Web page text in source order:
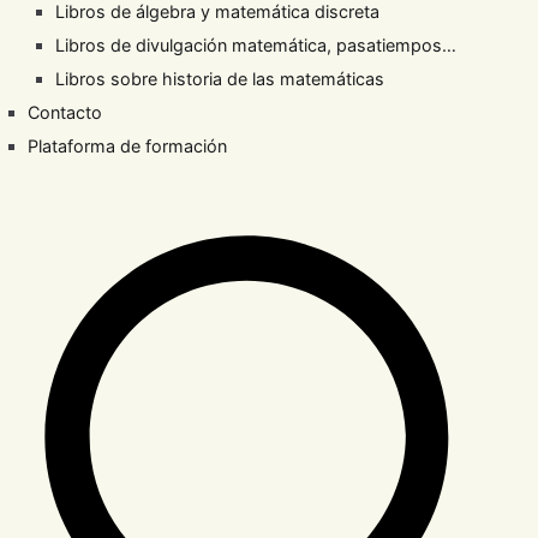
Libros de álgebra y matemática discreta
Libros de divulgación matemática, pasatiempos…
Libros sobre historia de las matemáticas
Contacto
Plataforma de formación